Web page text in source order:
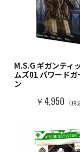
M.S.G ギガンティ
ムズ01 パワードガ
ン
￥4,950 （税